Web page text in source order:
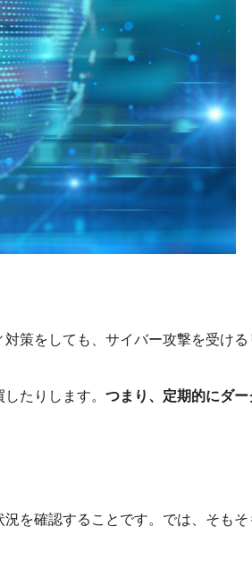
策をしても、サイバー攻撃を受け
たりします。 つまり、定期的にダー
を確認することです。では、そも